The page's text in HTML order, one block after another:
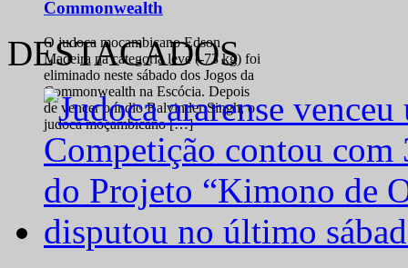
Commonwealth
O judoca moçambicano Edson
Madeira na categoria leve (-73 kg) foi
eliminado neste sábado dos Jogos da
Commonwealth na Escócia. Depois
de vencer o índio Balvinder Singh, o
judoca moçambicano […]
DESTACADOS